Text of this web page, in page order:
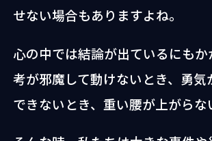
せない場合もありますよね。
心の中では結論が出ているにもか
考が邪魔して動けないとき、勇気
できないとき、重い腰が上がらな